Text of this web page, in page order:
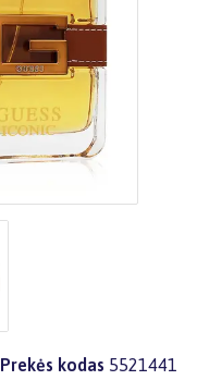
Prekės kodas 5521441